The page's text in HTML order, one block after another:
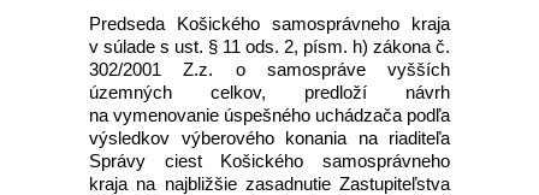
Predseda Košického samosprávneho kraja
v súlade s ust. § 11 ods. 2, písm. h) zákona č.
302/2001 Z.z. o samospráve vyšších
územných celkov, predloží návrh
na vymenovanie úspešného uchádzača podľa
výsledkov výberového konania na riaditeľa
Správy ciest Košického samosprávneho
kraja na najbližšie zasadnutie Zastupiteľstva